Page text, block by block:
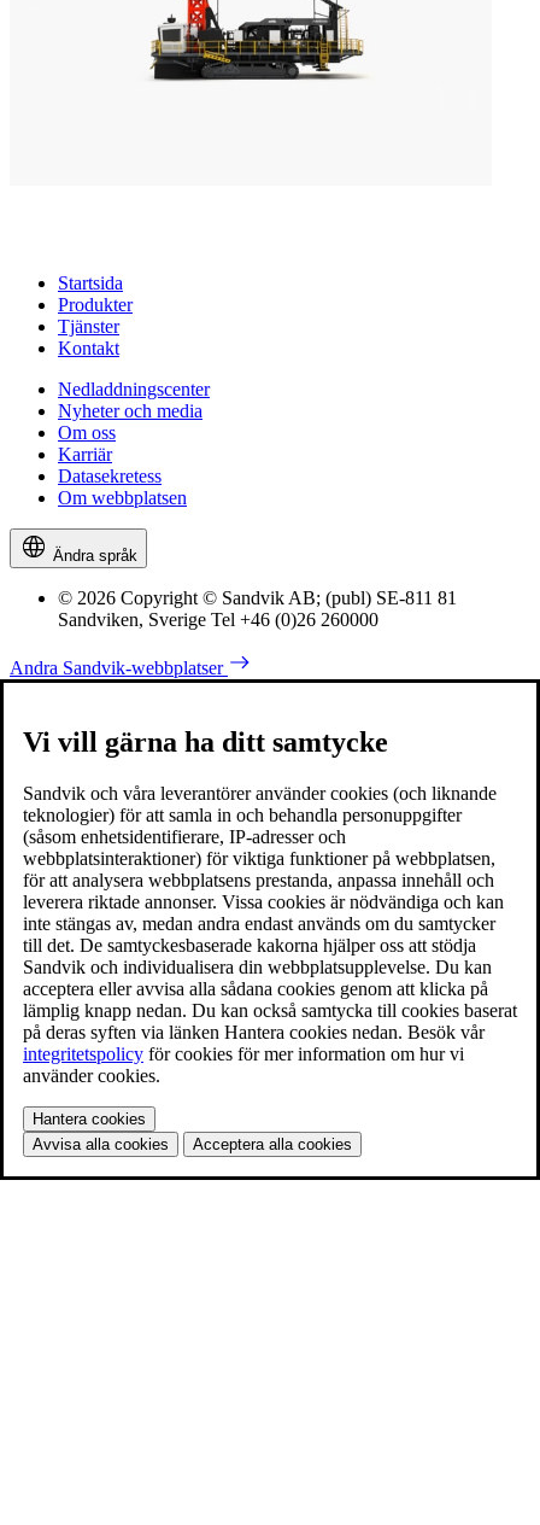
Startsida
Produkter
Tjänster
Kontakt
Nedladdningscenter
Nyheter och media
Om oss
Karriär
Datasekretess
Om webbplatsen
Ändra språk
© 2026 Copyright © Sandvik AB; (publ) SE-811 81
Sandviken, Sverige Tel +46 (0)26 260000
Andra Sandvik-webbplatser
Vi vill gärna ha ditt samtycke
Sandvik och våra leverantörer använder cookies (och liknande
teknologier) för att samla in och behandla personuppgifter
(såsom enhetsidentifierare, IP-adresser och
webbplatsinteraktioner) för viktiga funktioner på webbplatsen,
för att analysera webbplatsens prestanda, anpassa innehåll och
leverera riktade annonser. Vissa cookies är nödvändiga och kan
inte stängas av, medan andra endast används om du samtycker
till det. De samtyckesbaserade kakorna hjälper oss att stödja
Sandvik och individualisera din webbplatsupplevelse. Du kan
acceptera eller avvisa alla sådana cookies genom att klicka på
lämplig knapp nedan. Du kan också samtycka till cookies baserat
på deras syften via länken Hantera cookies nedan. Besök vår
integritetspolicy för cookies för mer information om hur vi
använder cookies.
Hantera cookies
Avvisa alla cookies
Acceptera alla cookies